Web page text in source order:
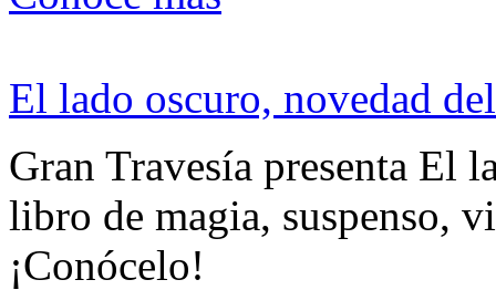
El lado oscuro, novedad
Gran Travesía presenta El
libro de magia, suspenso,
¡Conócelo!